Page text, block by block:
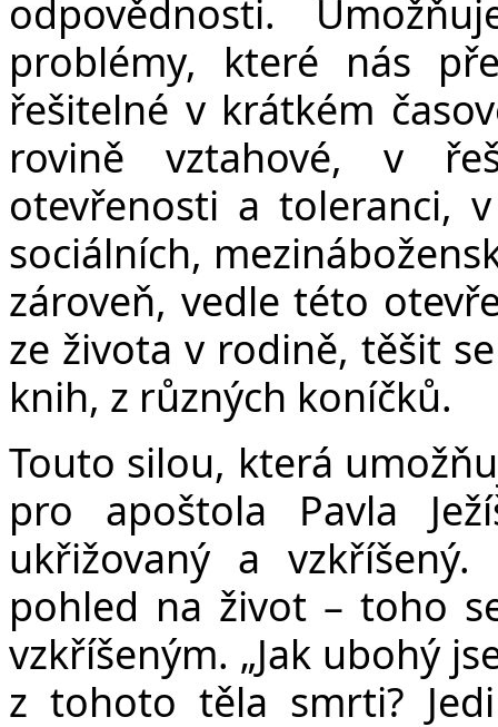
odpovědnosti.
problémy, které nás
řešitelné v krátkém
rovině vztahové, v
otevřenosti a toleranci,
sociálních,
zároveň, vedle této
ze života v rodině, těšit
knih, z různých koníčků.
Touto silou, která
pro apoštola Pavla
ukřižovaný a
pohled na život – toho
vzkříšeným. „Jak ubohý
z tohoto těla smrti?